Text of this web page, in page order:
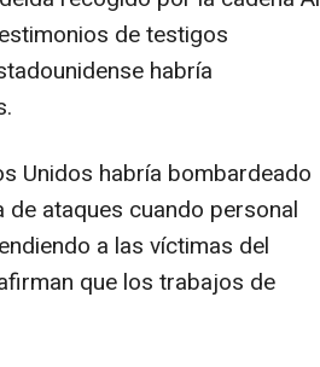
de testigos
habría
Unidos habría bombardeado
de ataques cuando personal
a las víctimas del
que los trabajos de